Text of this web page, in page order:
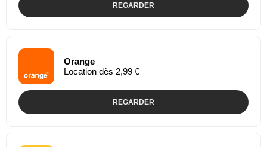
REGARDER
Orange
Location dès 2,99 €
REGARDER